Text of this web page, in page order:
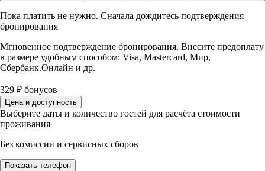
Пока платить не нужно. Сначала дождитесь подтверждения
бронирования
Мгновенное подтверждение бронирования. Внесите предоплату
в размере удобным способом: Visa, Mastercard, Мир,
Сбербанк.Онлайн и др.
329 ₽ бонусов
Цена и доступность
Выберите даты и количество гостей для расчёта стоимости
проживания
Без комиссии и сервисных сборов
Показать телефон